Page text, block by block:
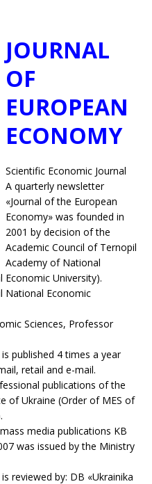
JOURNAL
OF
EUROPEAN
ECONOMY
Scientific Economic Journal
A quarterly newsletter
«Journal of the European
Economy» was founded in
2001 by decision of the
Academic Council of Ternopil
Academy of National
University).
National Economic
Sciences, Professor
published 4 times a year
retail and e-mail.
publications of the
of Ukraine (Order of MES of
media publications KB
was issued by the Ministry
reviewed by: DB «Ukrainika